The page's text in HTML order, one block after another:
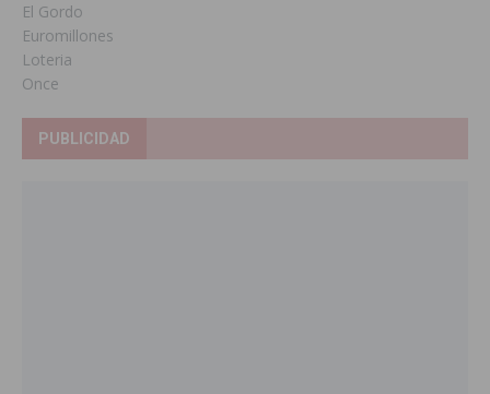
El Gordo
Euromillones
Loteria
Once
PUBLICIDAD